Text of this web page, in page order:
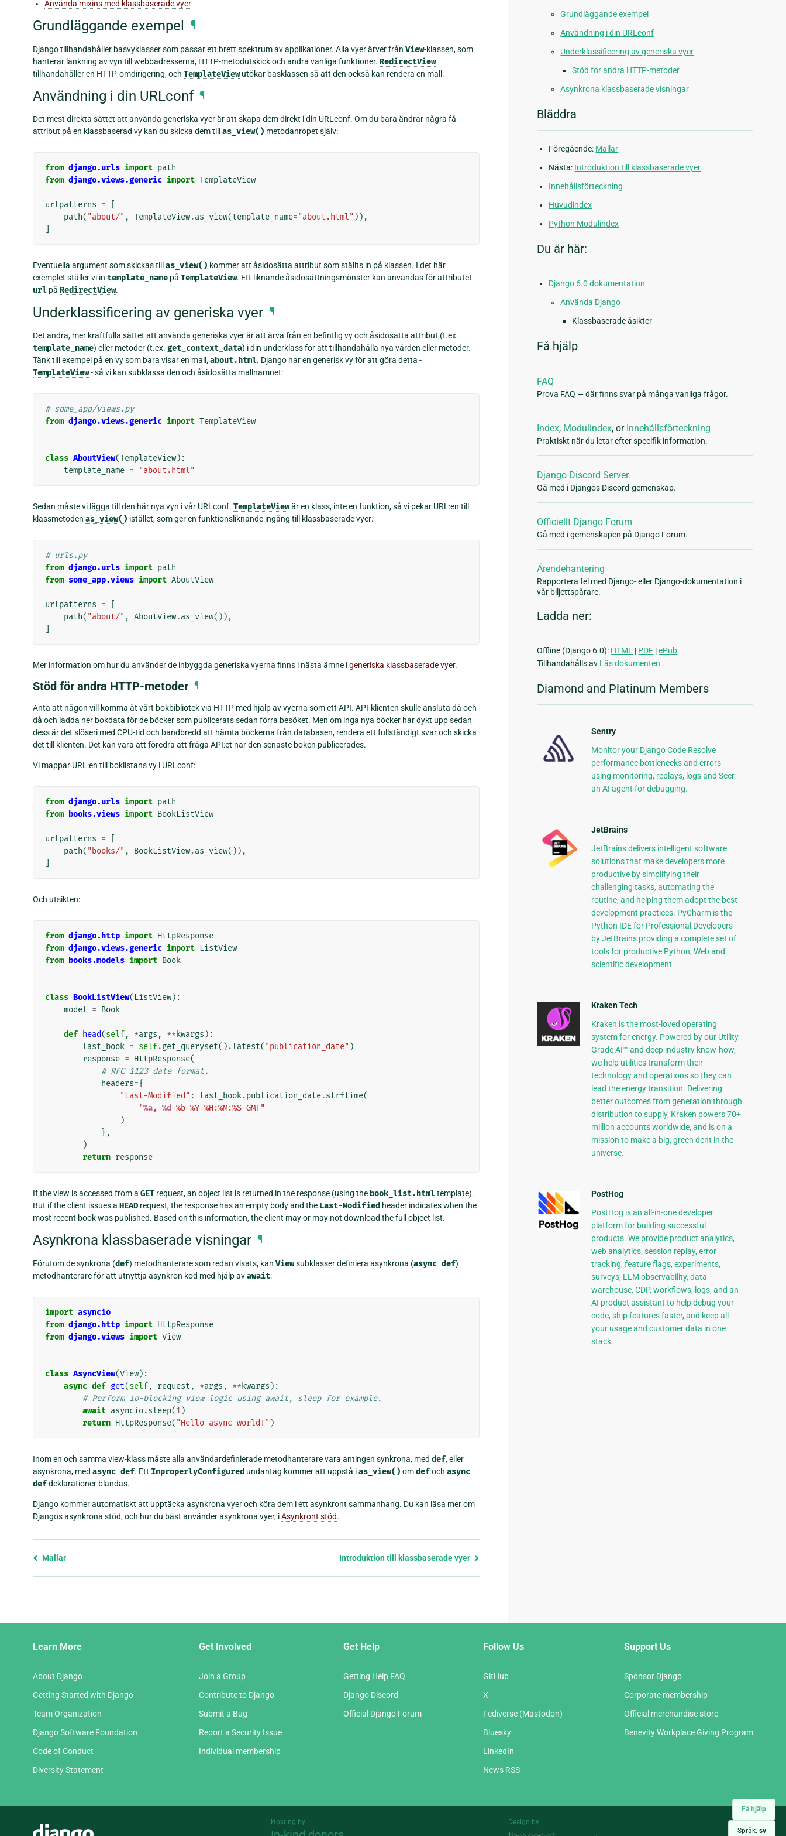
Få hjälp
Språk: sv
Använda mixins med klassbaserade vyer
Grundläggande exempel ¶
Django tillhandahåller basvyklasser som passar ett brett spektrum av applikationer. Alla vyer ärver från View-klassen, som
hanterar länkning av vyn till webbadresserna, HTTP-metodutskick och andra vanliga funktioner. RedirectView
tillhandahåller en HTTP-omdirigering, och TemplateViewutökar basklassen så att den också kan rendera en mall.
Användning i din URLconf ¶
Det mest direkta sättet att använda generiska vyer är att skapa dem direkt i din URLconf. Om du bara ändrar några få
attribut på en klassbaserad vy kan du skicka dem till as_view() metodanropet själv:
from django.urls import path
from django.views.generic import TemplateView
urlpatterns =
path( "about/" , TemplateView.as_view(template_name="about.html" )),
Eventuella argument som skickas till as_view() kommer att åsidosätta attribut som ställts in på klassen. I det här
exemplet ställer vi in template_name på TemplateView. Ett liknande åsidosättningsmönster kan användas för attributet
url på RedirectView.
Underklassificering av generiska vyer ¶
Det andra, mer kraftfulla sättet att använda generiska vyer är att ärva från en befintlig vy och åsidosätta attribut (t.ex.
template_name) eller metoder (t.ex. get_context_data) i din underklass för att tillhandahålla nya värden eller metoder.
Tänk till exempel på en vy som bara visar en mall,about.html. Django har en generisk vy för att göra detta -
TemplateView- så vi kan subklassa den och åsidosätta mallnamnet:
# some_app/views.py
from django.views.generic import TemplateView
class AboutView(TemplateView):
template_name = "about.html"
Sedan måste vi lägga till den här nya vyn i vår URLconf. TemplateViewär en klass, inte en funktion, så vi pekar URL:en till
klassmetoden as_view() istället, som ger en funktionsliknande ingång till klassbaserade vyer:
# urls.py
from django.urls import path
from some_app.views import AboutView
urlpatterns =
path( "about/" , AboutView.as_view()),
Mer information om hur du använder de inbyggda generiska vyerna finns i nästa ämne igeneriska klassbaserade vyer.
Stöd för andra HTTP-metoder ¶
Anta att någon vill komma åt vårt bokbibliotek via HTTP med hjälp av vyerna som ett API. API-klienten skulle ansluta då och
då och ladda ner bokdata för de böcker som publicerats sedan förra besöket. Men om inga nya böcker har dykt upp sedan
dess är det slöseri med CPU-tid och bandbredd att hämta böckerna från databasen, rendera ett fullständigt svar och skicka
det till klienten. Det kan vara att föredra att fråga API:et när den senaste boken publicerades.
Vi mappar URL:en till boklistans vy i URLconf:
from django.urls import path
from books.views import BookListView
urlpatterns =
path( "books/" , BookListView.as_view()),
Och utsikten:
from django.http import HttpResponse
from django.views.generic import ListView
from books.models import Book
class BookListView( ListView):
model = Book
def head(self, *args , ** kwargs ):
last_book = self.get_queryset() .latest( "publication_date" )
response = HttpResponse(
# RFC 1123 date format.
headers={
"Last-Modified" : last_book.publication_date.strftime(
"%a, %d %b %Y %H:%M:%S GMT"
)
},
)
return response
If the view is accessed from a GET request, an object list is returned in the response (using the book_list.htmltemplate).
But if the client issues a HEAD request, the response has an empty body and the Last-Modified header indicates when the
most recent book was published. Based on this information, the client may or may not download the full object list.
Asynkrona klassbaserade visningar ¶
Förutom de synkrona (def) metodhanterare som redan visats, kan Viewsubklasser definiera asynkrona (async def)
metodhanterare för att utnyttja asynkron kod med hjälp avawait:
import asyncio
from django.http import HttpResponse
from django.views import View
class AsyncView(View):
async def get(self, request , *args , ** kwargs ):
# Perform io-blocking view logic using await, sleep for example.
await asyncio.sleep(1)
return HttpResponse( "Hello async world!" )
Inom en och samma view-klass måste alla användardefinierade metodhanterare vara antingen synkrona, med def, eller
asynkrona, med async def. Ett ImproperlyConfigured undantag kommer att uppstå ias_view() omdefoch async
defdeklarationer blandas.
Django kommer automatiskt att upptäcka asynkrona vyer och köra dem i ett asynkront sammanhang. Du kan läsa mer om
Djangos asynkrona stöd, och hur du bäst använder asynkrona vyer, iAsynkront stöd.
Föregående
Mallar Introduktion till klassbaserade vyer
Grundläggande exempel
Användning i din URLconf
Underklassificering av generiska vyer
Stöd för andra HTTP-metoder
Asynkrona klassbaserade visningar
Bläddra
Föregående: Mallar
Nästa: Introduktion till klassbaserade vyer
Innehållsförteckning
Huvudindex
Python Modulindex
Du är här:
Django 6.0 dokumentation
Använda Django
Klassbaserade åsikter
Få hjälp
FAQ
Prova FAQ — där finns svar på många vanliga frågor.
Index, Modulindex, or Innehållsförteckning
Praktiskt när du letar efter specifik information.
Django Discord Server
Gå med i Djangos Discord-gemenskap.
Officiellt Django Forum
Gå med i gemenskapen på Django Forum.
Ärendehantering
Rapportera fel med Django- eller Django-dokumentation i
vår biljettspårare.
Ladda ner:
Offline (Django 6.0): HTML | PDF |ePub
Tillhandahålls av Läs dokumenten .
Diamond and Platinum Members
Sentry
Monitor your Django Code Resolve
performance bottlenecks and errors
using monitoring, replays, logs and Seer
an AI agent for debugging.
JetBrains
JetBrains delivers intelligent software
solutions that make developers more
productive by simplifying their
challenging tasks, automating the
routine, and helping them adopt the best
development practices. PyCharm is the
Python IDE for Professional Developers
by JetBrains providing a complete set of
tools for productive Python, Web and
scientific development.
Kraken Tech
Kraken is the most-loved operating
system for energy. Powered by our Utility-
Grade AI™ and deep industry know-how,
we help utilities transform their
technology and operations so they can
lead the energy transition. Delivering
better outcomes from generation through
distribution to supply, Kraken powers 70+
million accounts worldwide, and is on a
mission to make a big, green dent in the
universe.
PostHog
PostHog is an all-in-one developer
platform for building successful
products. We provide product analytics,
web analytics, session replay, error
tracking, feature flags, experiments,
surveys, LLM observability, data
warehouse, CDP, workflows, logs, and an
AI product assistant to help debug your
code, ship features faster, and keep all
your usage and customer data in one
stack.
Learn More
About Django
Getting Started with Django
Team Organization
Django Software Foundation
Code of Conduct
Diversity Statement
Get Involved
Join a Group
Contribute to Django
Submit a Bug
Report a Security Issue
Individual membership
Get Help
Getting Help FAQ
Django Discord
Official Django Forum
Follow Us
GitHub
X
Fediverse (Mastodon)
Bluesky
LinkedIn
News RSS
Support Us
Sponsor Django
Corporate membership
Official merchandise store
Benevity Workplace Giving Program
Hosting by
Design by